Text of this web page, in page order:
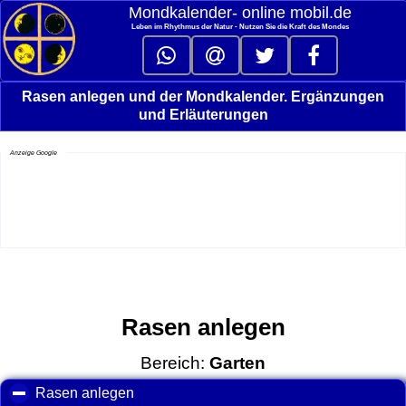
Mondkalender‑ online mobil.de
Leben im Rhythmus der Natur - Nutzen Sie die Kraft des Mondes
Rasen anlegen und der Mondkalender. Ergänzungen
und Erläuterungen
Anzeige Google
Rasen anlegen
Bereich: Garten
Rasen anlegen